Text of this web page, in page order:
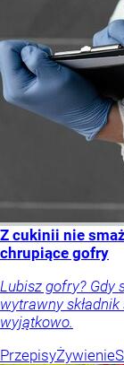
Z cukinii nie
chrupiące gofry
Lubisz gofry? Gdy
wytrawny
wyjątkowo.
PrzepisyŻywienie